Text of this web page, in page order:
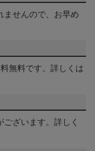
ませんので、お早め
無料です。詳しくは
ざいます。詳しく